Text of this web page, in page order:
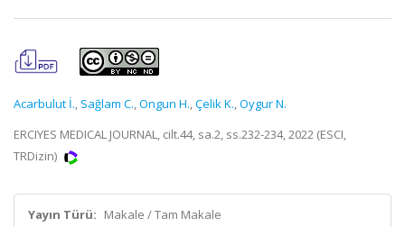
Acarbulut İ., Sağlam C.,Ongun H.,Çelik K.,Oygur N.
ERCIYES MEDICAL JOURNAL, cilt.44, sa.2, ss.232-234, 2022 (ESCI,
TRDizin)
Yayın Türü: Makale / Tam Makale